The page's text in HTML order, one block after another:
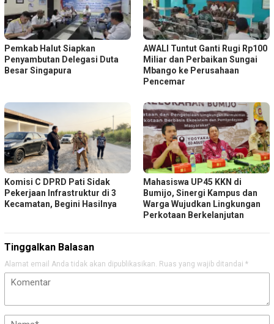
Pemkab Halut Siapkan
Penyambutan Delegasi Duta
Besar Singapura
AWALI Tuntut Ganti Rugi Rp100
Miliar dan Perbaikan Sungai
Mbango ke Perusahaan
Pencemar
Komisi C DPRD Pati Sidak
Pekerjaan Infrastruktur di 3
Kecamatan, Begini Hasilnya
Mahasiswa UP45 KKN di
Bumijo, Sinergi Kampus dan
Warga Wujudkan Lingkungan
Perkotaan Berkelanjutan
Tinggalkan Balasan
Alamat email Anda tidak akan dipublikasikan. Ruas yang wajib ditandai *